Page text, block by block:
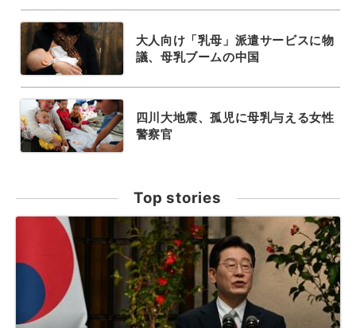
大人向け「乳母」派遣サービスに物
議、母乳ブームの中国
四川大地震、孤児に母乳与える女性
警察官
Top stories